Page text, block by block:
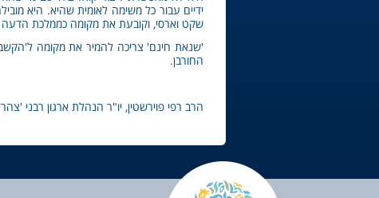
ידיים עבור כל משימה לאומית שהיא. היא
שקט וארסי, וקובעת את מקומה כממלכת הדעה
'שנאת חינם' צריכה להמיר את מקומה
החורבן.
הרב רפי פוירשטין, יו"ר הנהלת ארגון רבני 'צהר'